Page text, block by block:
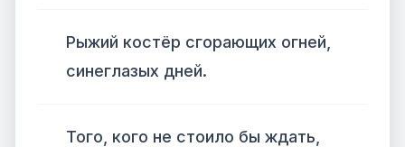
Рыжий костёр сгорающих огней,
синеглазых дней.
Того, кого не стоило бы ждать,